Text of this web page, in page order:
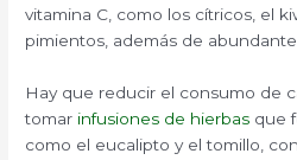
vitamina C, como los cítricos, el
pimientos, además de
Hay que reducir el consumo de
tomar infusiones de hierbas que
como el eucalipto y el tomillo,